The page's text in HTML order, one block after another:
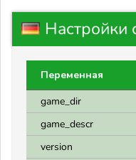
Настройки
Переменная
game_dir
game_descr
version